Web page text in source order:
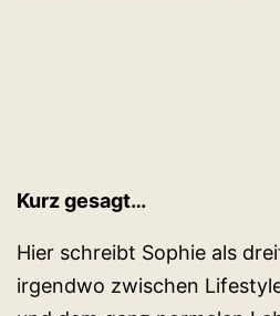
Kurz gesagt…
Hier schreibt Sophie als
irgendwo zwischen